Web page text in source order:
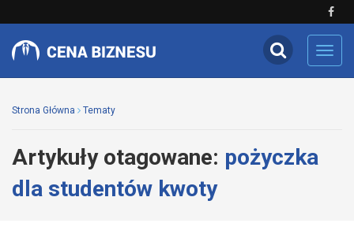
Strona Główna Tematy
Artykuły otagowane: pożyczka
dla studentów kwoty